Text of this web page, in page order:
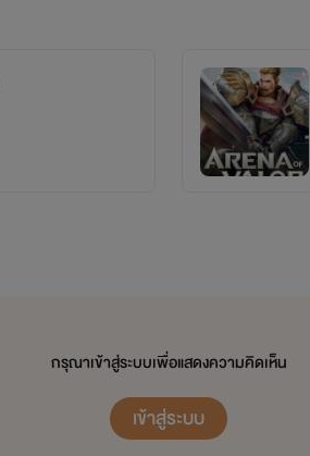
กรุณาเข้าสู่ระบบเพื่อแสดงความคิดเห็น
เข้าสู่ระบบ